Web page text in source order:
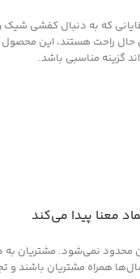
که به دنبال کفشی شیک
حال راحت هستند، این
گزینه مناسبی باشد.
معنا پیدا می‌کند
نمی‌شود. مشتریان به
همراه مشتریان باشند و